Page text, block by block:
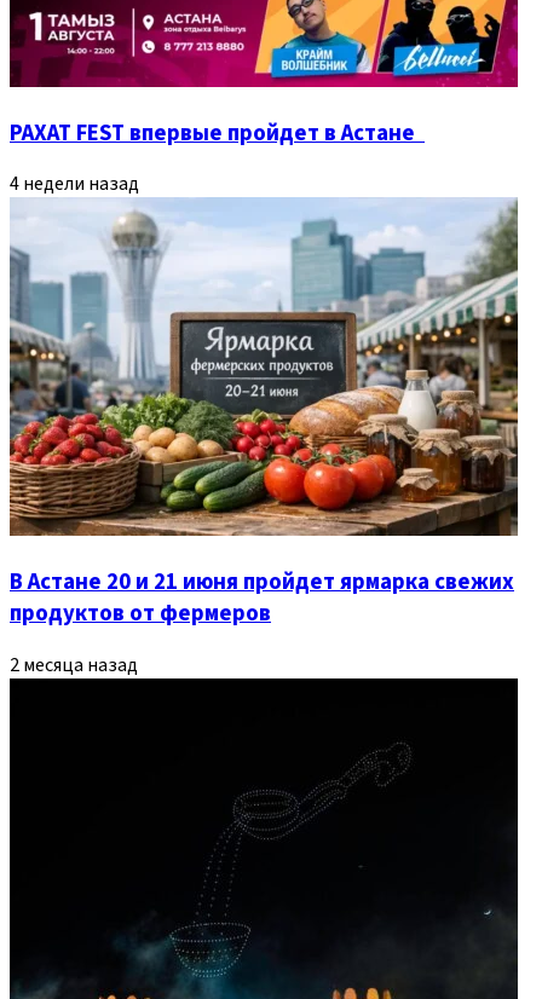
РАХАТ FEST впервые пройдет в Астане
4 недели назад
В Астане 20 и 21 июня пройдет ярмарка свежих
продуктов от фермеров
2 месяца назад